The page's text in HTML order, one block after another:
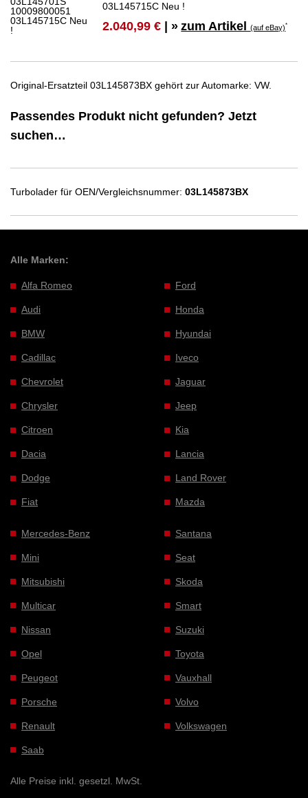
03L145715C Neu !
2.040,99 € | » zum Artikel(auf eBay)*
Original-Ersatzteil 03L145873BX gehört zur Automarke: VW.
Passendes Produkt nicht gefunden? Jetzt
suchen…
Turbolader für OEN/Vergleichsnummer: 03L145873BX
Alle Marken:
Alfa Romeo
Audi
BMW
Cadillac
Chevrolet
Chrysler
Citroen
Dacia
Dodge
Fiat
Ford
Honda
Hyundai
Iveco
Jaguar
Jeep
Kia
Lancia
Land Rover
Mazda
Mercedes-Benz
Mini
Mitsubishi
Multicar
Nissan
Opel
Peugeot
Porsche
Renault
Saab
Santana
Seat
Skoda
Smart
Suzuki
Toyota
Vauxhall
Volvo
Volkswagen
Alle Preise inkl. gesetzl. MwSt.